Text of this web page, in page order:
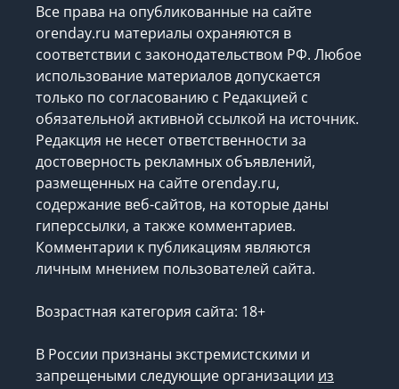
Все права на опубликованные на сайте
orenday.ru материалы охраняются в
соответствии с законодательством РФ. Любое
использование материалов допускается
только по согласованию с Редакцией с
обязательной активной ссылкой на источник.
Редакция не несет ответственности за
достоверность рекламных объявлений,
размещенных на сайте orenday.ru,
содержание веб-сайтов, на которые даны
гиперссылки, а также комментариев.
Комментарии к публикациям являются
личным мнением пользователей сайта.
Возрастная категория сайта: 18+
В России признаны экстремистскими и
запрещеными следующие организации из